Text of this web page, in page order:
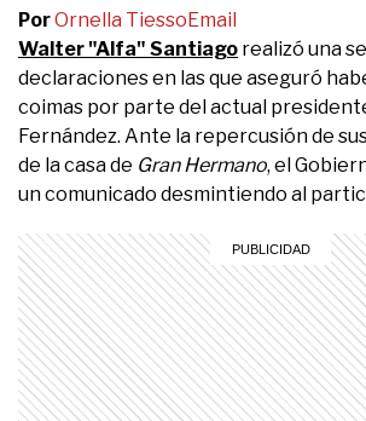
PorOrnella TiessoEmail
Walter "Alfa" Santiago realizó una
declaraciones en las que aseguró
coimas por parte del actual
Fernández. Ante la repercusión de
de la casa de Gran Hermano, el
un comunicado desmintiendo al